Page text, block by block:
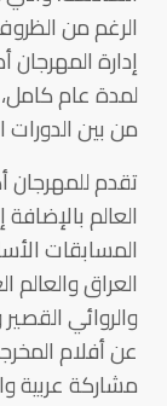
الرغم من
إدارة
لمدة عام
من بين الدورات
المسابقات
العراق والعالم
والروائي
عن أفلام
مشاركة عربية